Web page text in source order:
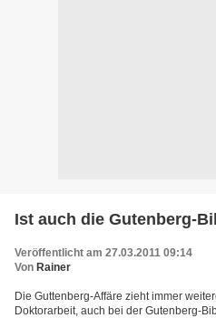
Ist auch die Gutenberg-
Veröffentlicht am 27.03.2011 09:14
Von Rainer
Die Guttenberg-Affäre zieht immer
Doktorarbeit, auch bei der Gutenberg-